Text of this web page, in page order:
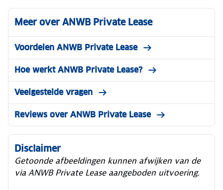
de ANWB
Meer over ANWB Private Lease
Voordelen ANWB Private Lease
Hoe werkt ANWB Private Lease?
Veelgestelde vragen
Reviews over ANWB Private Lease
Disclaimer
Getoonde afbeeldingen kunnen afwijken van de
via ANWB Private Lease aangeboden uitvoering.